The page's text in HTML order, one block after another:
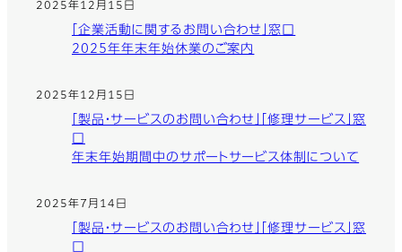
2025年12月15日
「企業活動に関するお問い合わせ」窓口
2025年年末年始休業のご案内
2025年12月15日
「製品・サービスのお問い合わせ」「修理サービス」窓
年末年始期間中のサポートサービス体制について
2025年7月14日
「製品・サービスのお問い合わせ」「修理サービス」窓